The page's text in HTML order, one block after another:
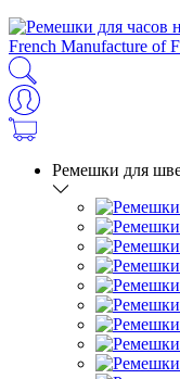
French Manufacture of
Ремешки для